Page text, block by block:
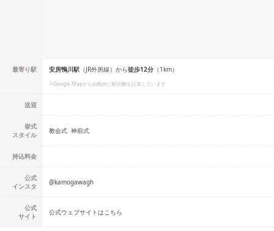
最寄り駅 安房鴨川駅 （JR外房線） から徒歩12分 （1km）
※Google Mapから自動的に駅距離を計算しています
送迎
挙式
スタイル
教会式 神前式
持込料金
公式
インスタ
@kamogawagh
公式
サイト
公式ウェブサイトはこちら